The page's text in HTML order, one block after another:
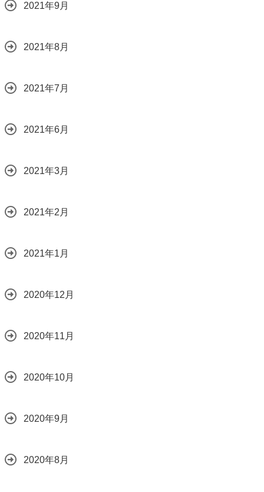
2021年9月
2021年8月
2021年7月
2021年6月
2021年3月
2021年2月
2021年1月
2020年12月
2020年11月
2020年10月
2020年9月
2020年8月